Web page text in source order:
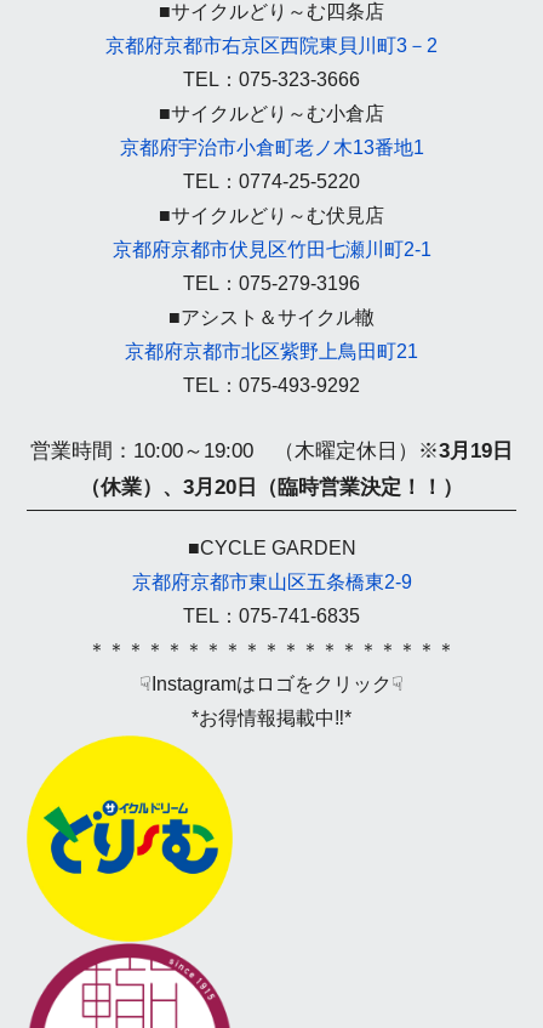
■サイクルどり～む四条店
京都府京都市右京区西院東貝川町3－2
TEL：075-323-3666
■サイクルどり～む小倉店
京都府宇治市小倉町老ノ木13番地1
TEL：0774-25-5220
■サイクルどり～む伏見店
京都府京都市伏見区竹田七瀬川町2-1
TEL：075-279-3196
■アシスト＆サイクル轍
京都府京都市北区紫野上鳥田町21
TEL：075-493-9292
営業時間：10:00～19:00 （木曜定休日） ※3月19日
（休業）、 3月20日（臨時営業決定！！）
■CYCLE GARDEN
京都府京都市東山区五条橋東2-9
TEL：075-741-6835
＊＊＊＊＊＊＊＊＊＊＊＊＊＊＊＊＊＊＊
☟Instagramはロゴをクリック☟
*お得情報掲載中‼*